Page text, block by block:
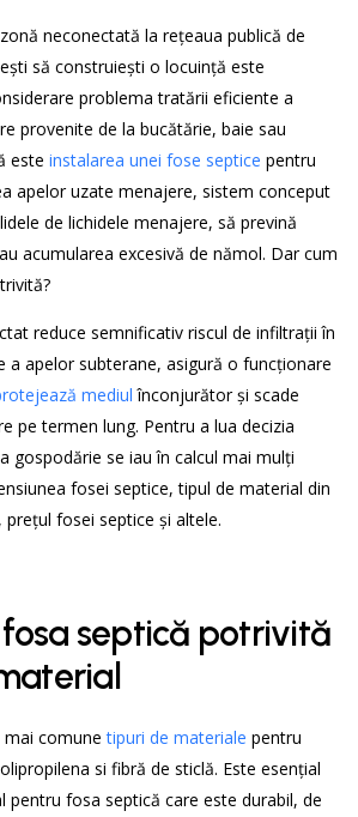
neconectată la rețeaua publică de
să construiești o locuință este
problema tratării eficiente a
provenite de la bucătărie, baie sau
este instalarea unei fose septice pentru
apelor uzate menajere, sistem conceput
de lichidele menajere, să prevină
acumularea excesivă de nămol. Dar cum
reduce semnificativ riscul de infiltrații în
a apelor subterane, asigură o funcționare
mediul înconjurător și scade
pe termen lung. Pentru a lua decizia
gospodărie se iau în calcul mai mulți
fosei septice, tipul de material din
fosei septice și altele.
septică potrivită
mai comunetipuri de materiale pentru
si fibră de sticlă. Este esențial
pentru fosa septică care este durabil, de